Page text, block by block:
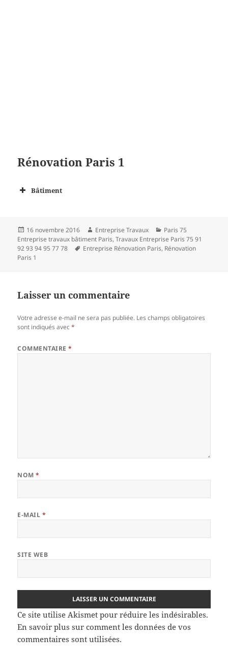
Rénovation Paris 1
Bâtiment
Publié
le
16 novembre 2016 Auteur
Entreprise Travaux Catégories
Paris 75
Entreprise travaux bâtiment Paris,Travaux Entreprise Paris 75 91
92 93 94 95 77 78
Mots-
Entreprise Rénovation Paris, Rénovation
Paris 1
Laisser un commentaire
Votre adresse e-mail ne sera pas publiée. Les champs obligatoires
sont indiqués avec*
COMMENTAIRE*
NOM*
E-MAIL *
SITE WEB
Ce site utilise Akismet pour réduire les indésirables.
En savoir plus sur comment les données de vos
commentaires sont utilisées.